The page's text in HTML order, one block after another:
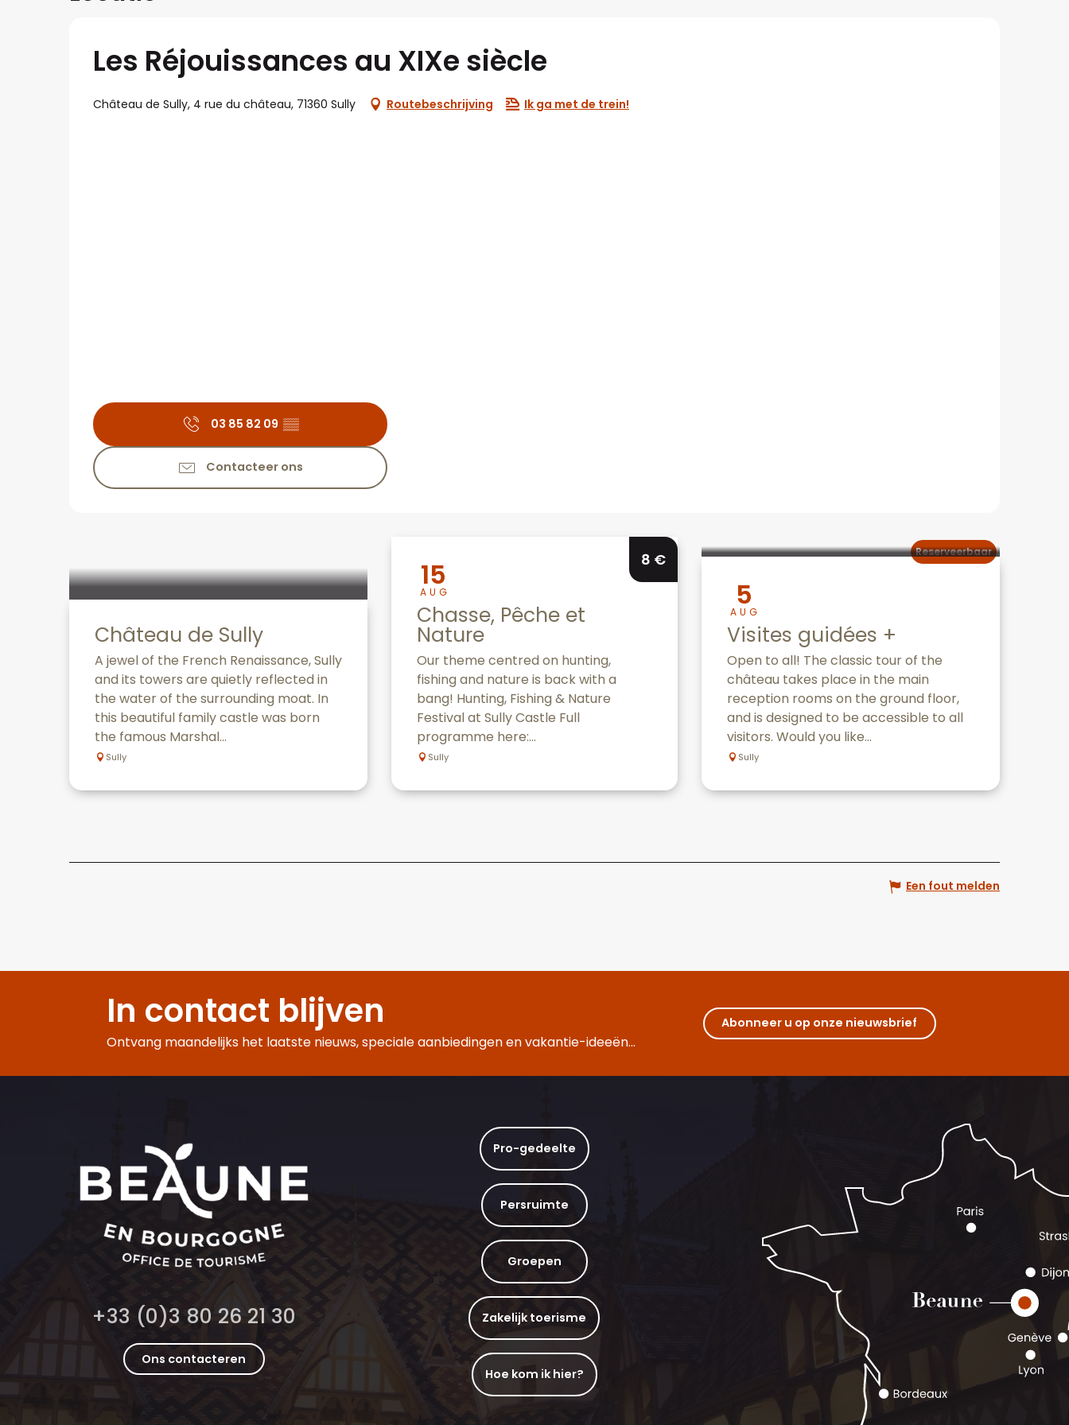
Les Réjouissances au XIXe siècle
Château de Sully, 4 rue du château, 71360 Sully Routebeschrijving Ik ga met de trein!
03 85 82 09 ▒▒
Contacteer ons
Château de Sully
A jewel of the French Renaissance, Sully
and its towers are quietly reflected in
the water of the surrounding moat. In
this beautiful family castle was born
the famous Marshal...
Sully
8 €
15
AUG
Chasse, Pêche et
Nature
Our theme centred on hunting,
fishing and nature is back with a
bang! Hunting, Fishing & Nature
Festival at Sully Castle Full
programme here:...
Sully
5
AUG
Visites guidées +
Open to all! The classic tour of the
château takes place in the main
reception rooms on the ground floor,
and is designed to be accessible to all
visitors. Would you like...
Sully
Reserveerbaar
Een fout melden
In contact blijven
Ontvang maandelijks het laatste nieuws, speciale aanbiedingen en vakantie-ideeën...
Abonneer u op onze nieuwsbrief
+33 (0)3 80 26 21 30
Ons contacteren
Pro-gedeelte
Persruimte
Groepen
Zakelijk toerisme
Hoe kom ik hier?